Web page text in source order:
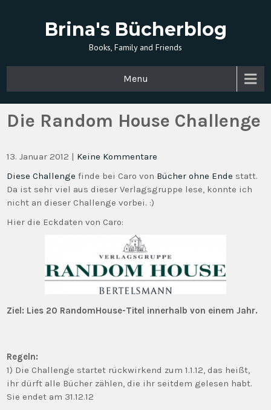
Brina's Bücherblog
Books, Family and Friends
Menu
Die Random House Challenge
13. Januar 2012 | Keine Kommentare
Diese Challenge finde bei Caro von Bücher ohne Ende statt.
Da ist sehr viel aus dieser Verlagsgruppe lese, konnte ich
nicht an dieser Challenge vorbei. :)
Hier die Eckdaten von Caro:
Ziel: Lies 20 RandomHouse-Titel innerhalb von einem Jahr.
Regeln:
1) Die Challenge startet rückwirkend zum 1.1.12, das heißt,
ihr dürft alle Bücher zählen, die ihr seitdem gelesen habt.
Sie endet am 31.12.12